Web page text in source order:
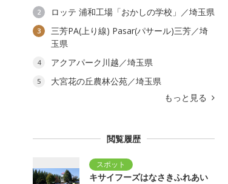
2 ロッテ 浦和工場「おかしの学校」／埼玉県
3
三芳PA(上り線) Pasar(パサール)三芳／埼
玉県
4 アクアパーク川越／埼玉県
5
大宮花の丘農林公苑／埼玉県
もっと見る
閲覧履歴
キサイフーズはなさきふれあい